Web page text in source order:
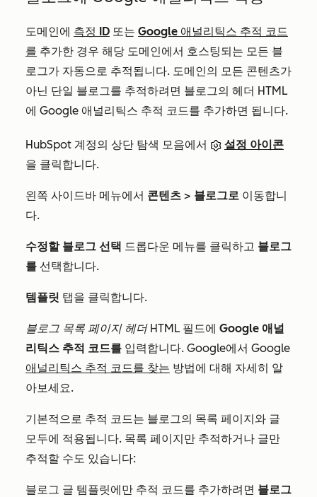
도메인에 측정 ID 또는 Google 애널리틱스 추적 코드
를 추가한 경우 해당 도메인에서 호스팅되는 모든 블
로그가 자동으로 추적됩니다. 도메인의 모든 콘텐츠가
아닌 단일 블로그를 추적하려면 블로그의 헤더 HTML
에 Google 애널리틱스 추적 코드를 추가하면 됩니다.
HubSpot 계정의 상단 탐색 모음에서
설정 아이콘
을 클릭합니다.
왼쪽 사이드바 메뉴에서 콘텐츠 > 블로그로 이동합니
다.
수정할 블로그 선택 드롭다운 메뉴를 클릭하고 블로그
를 선택합니다.
템플릿 탭을 클릭합니다.
블로그 목록 페이지 헤더 HTML 필드에 Google 애널
리틱스 추적 코드를 입력합니다. Google에서 Google
애널리틱스 추적 코드를 찾는 방법에 대해 자세히 알
아보세요.
기본적으로 추적 코드는 블로그의 목록 페이지와 글
모두에 적용됩니다. 목록 페이지만 추적하거나 글만
추적할 수도 있습니다:
블로그 글 템플릿에만 추적 코드를 추가하려면 블로그